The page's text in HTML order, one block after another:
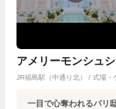
アメリーモンシュ
JR福島駅（中通り北） / 式場・
一目で心奪われるパリ